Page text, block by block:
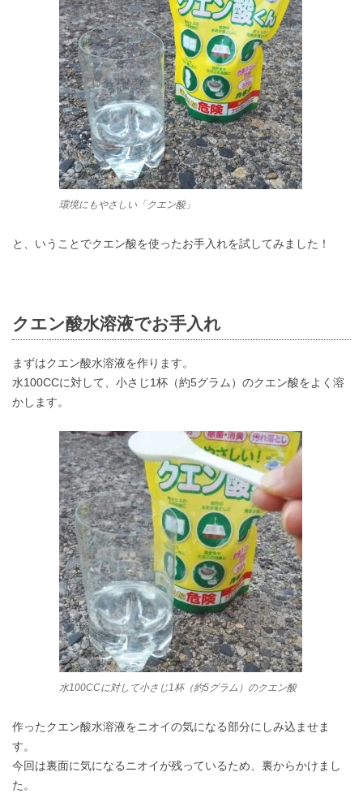
環境にもやさしい「クエン酸」
と、いうことでクエン酸を使ったお手入れを試してみました！
クエン酸水溶液でお手入れ
まずはクエン酸水溶液を作ります。
水100CCに対して、小さじ1杯（約5グラム）のクエン酸をよく溶
かします。
水100CCに対して小さじ1杯（約5グラム）のクエン酸
作ったクエン酸水溶液をニオイの気になる部分にしみ込ませま
す。
今回は裏面に気になるニオイが残っているため、裏からかけまし
た。